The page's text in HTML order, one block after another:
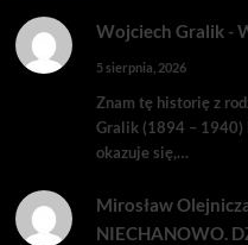
Wojciech Gralik-
5 sierpnia, 2026
Znam tę historię z
Gralik (1894 – 1940)
okazuje się,…
Mirosław
NIECHANOWO.